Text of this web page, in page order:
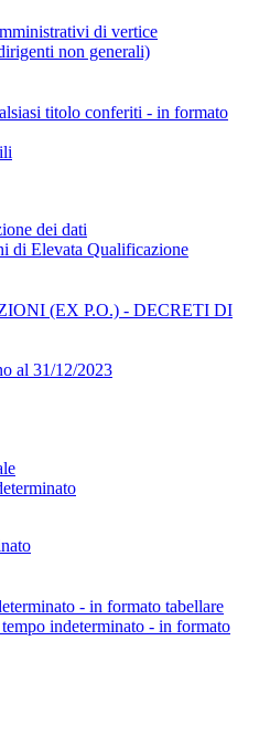
di vertice
non generali)
titolo conferiti - in formato
dei dati
di Elevata Qualificazione
(EX P.O.) - DECRETI DI
al 31/12/2023
- in formato tabellare
indeterminato - in formato